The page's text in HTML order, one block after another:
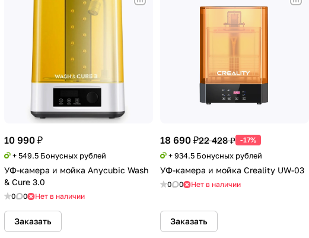
10 990 ₽
+ 549.5 Бонусных рублей
УФ-камера и мойка Anycubic Wash
& Cure 3.0
0 0 Нет в наличии
Заказать
18 690 ₽22 428 ₽ -17%
+ 934.5 Бонусных рублей
УФ-камера и мойка Creality UW-03
0 0 Нет в наличии
Заказать